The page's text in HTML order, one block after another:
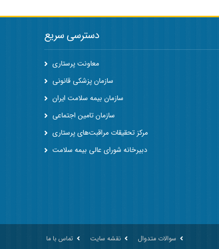
دسترسی سریع
معاونت پرستاری
سازمان پزشکی قانونی
سازمان بیمه سلامت ایران
سازمان تامین اجتماعی
مرکز تحقیقات مراقبت‌های پرستاری
دبیرخانه شورای عالی بیمه سلامت
سوالات متدوال نقشه سایت تماس با ما